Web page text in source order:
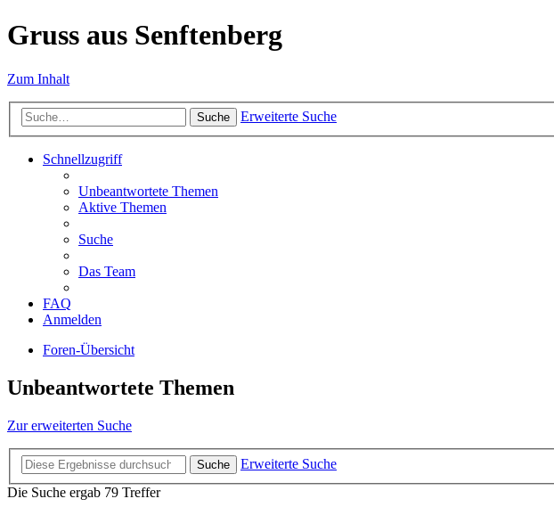
Gruss aus Senftenberg
Zum Inhalt
Suche Erweiterte Suche
Schnellzugriff
Unbeantwortete Themen
Aktive Themen
Suche
Das Team
FAQ
Anmelden
Foren-Übersicht
Unbeantwortete Themen
Zur erweiterten Suche
Suche
Erweiterte Suche
Die Suche ergab 79 Treffer